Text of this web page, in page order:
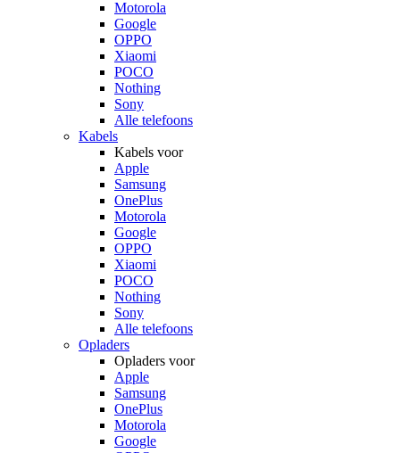
Motorola
Google
OPPO
Xiaomi
POCO
Nothing
Sony
Alle telefoons
Kabels
Kabels voor
Apple
Samsung
OnePlus
Motorola
Google
OPPO
Xiaomi
POCO
Nothing
Sony
Alle telefoons
Opladers
Opladers voor
Apple
Samsung
OnePlus
Motorola
Google